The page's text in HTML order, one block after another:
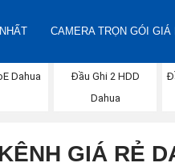
CAMERA TRỌN GÓI GIÁ
Dahua
Đầu Ghi 2 HDD
Dahua
GIÁ RẺ